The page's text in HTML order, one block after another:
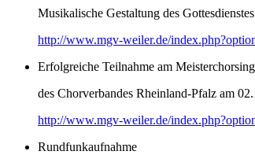
Musikalische Gestaltung des
http://www.mgv-weiler.de/
Erfolgreiche Teilnahme am
des Chorverbandes Rheinland-Pfalz am
http://www.mgv-weiler.de/
Rundfunkaufnahme